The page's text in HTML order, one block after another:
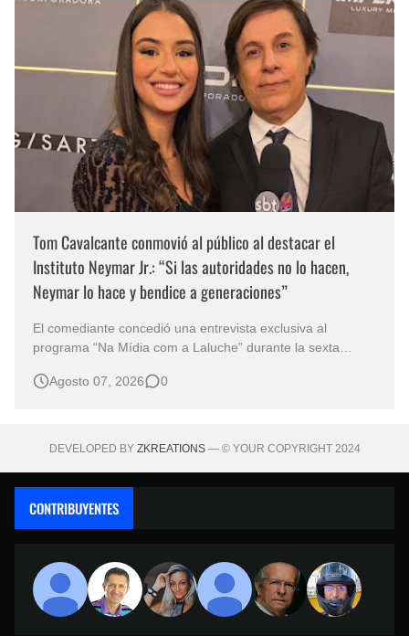
Tom Cavalcante conmovió al público al destacar el
Instituto Neymar Jr.: “Si las autoridades no lo hacen,
Neymar lo hace y bendice a generaciones”
El comediante concedió una entrevista exclusiva al
programa “Na Mídia com a Laluche” durante la sexta
eventos benéficos más importantes de Brasil. En medio del
Agosto 07, 2026 0
DEVELOPED BY ZKREATIONS— © YOUR COPYRIGHT 2024
CONTRIBUYENTES